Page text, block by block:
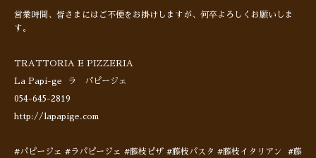
営業時間、皆さまにはご不便をお掛けしますが、何卒よろしくお願いしま
す。
TRATTORIA E PIZZERIA
La Papi-ge ラ パピージェ
054-645-2819
http://lapapige.com
#パピージェ #ラパピージェ #藤枝ピザ #藤枝パスタ #藤枝イタリアン #藤